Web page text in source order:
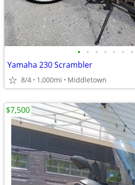
• • • • • • •
Yamaha 230 Scrambler
8/4 1,000mi Middletown
$7,500